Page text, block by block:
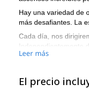
Hay una variedad de
más desafiantes. La
Cada día, nos
Independientemente
¿Entonces, qué
Leer más
El precio